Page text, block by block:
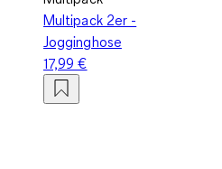
Multipack 2er -
Jogginghose
17,99 €